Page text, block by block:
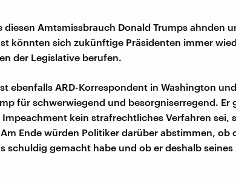
diesen Amtsmissbrauch Donald Trumps ahnden
könnten sich zukünftige Präsidenten immer
der Legislative berufen.
ebenfalls ARD-Korrespondent in Washington
für schwerwiegend und besorgniserregend. Er
Impeachment kein strafrechtliches Verfahren sei,
Ende würden Politiker darüber abstimmen, ob
schuldig gemacht habe und ob er deshalb seines